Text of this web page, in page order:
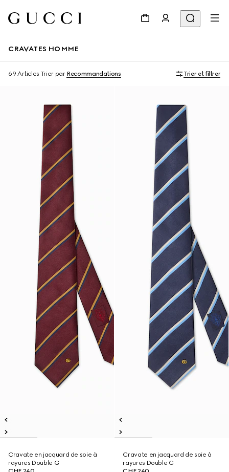
CRAVATES HOMME
69 Articles Trier par Recommandations Trier et filtrer
Cravate en jacquard de soie à
rayures Double G
Cravate en jacquard de soie à
rayures Double G